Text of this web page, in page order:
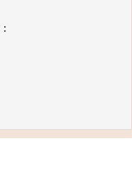
: